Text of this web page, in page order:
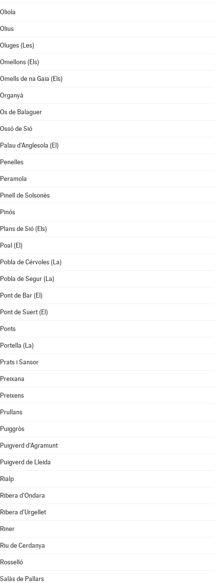
Oliola
Olius
Oluges (Les)
Omellons (Els)
Omells de na Gaia (Els)
Organyà
Os de Balaguer
Ossó de Sió
Palau d'Anglesola (El)
Penelles
Peramola
Pinell de Solsonès
Pinós
Plans de Sió (Els)
Poal (El)
Pobla de Cérvoles (La)
Pobla de Segur (La)
Pont de Bar (El)
Pont de Suert (El)
Ponts
Portella (La)
Prats i Sansor
Preixana
Preixens
Prullans
Puiggròs
Puigverd d'Agramunt
Puigverd de Lleida
Rialp
Ribera d'Ondara
Ribera d'Urgellet
Riner
Riu de Cerdanya
Rosselló
Salàs de Pallars